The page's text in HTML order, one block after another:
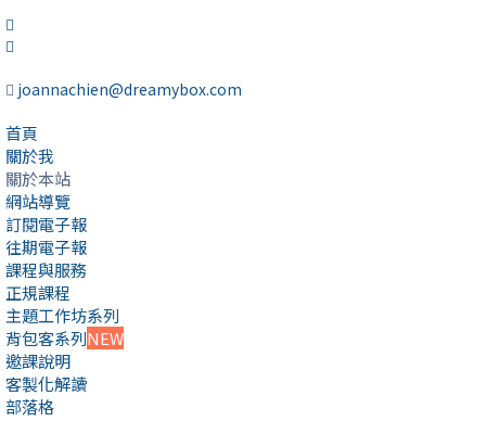
joannachien@dreamybox.com
首頁
關於我
關於本站
網站導覽
訂閱電子報
往期電子報
課程與服務
正規課程
主題工作坊系列
背包客系列NEW
邀課說明
客製化解讀
部落格